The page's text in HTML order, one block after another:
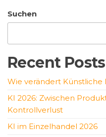
Suchen
Recent Posts
Wie verändert Künstliche
KI 2026: Zwischen
Kontrollverlust
KI im Einzelhandel 2026